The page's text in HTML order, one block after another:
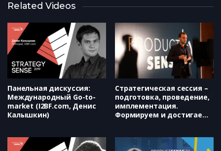
Павел Стародубцев)
Слепые ощупывают слона, или
как не потеряться по пути в
будущее (Яндекс, Дмитрий
Степанов)
Related Videos
Панельная дискуссия:
Международный Go-to-
market (I2BF.com, Денис
Калышкин)
Стратегическая сессия –
подготовка, проведение,
имплементация.
Формируем и достигаем
Горин)